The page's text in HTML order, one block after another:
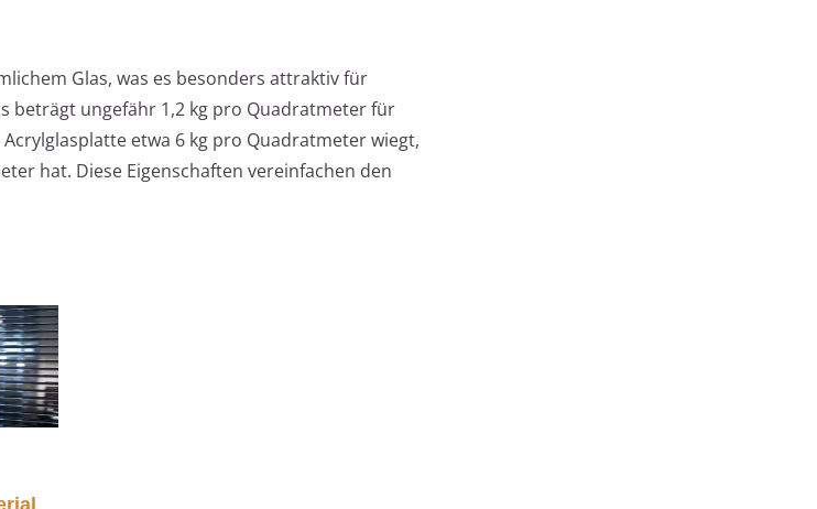
Glas, was es besonders attraktiv für
beträgt ungefähr 1,2 kg pro Quadratmeter für
etwa 6 kg pro Quadratmeter wiegt,
hat. Diese Eigenschaften vereinfachen den